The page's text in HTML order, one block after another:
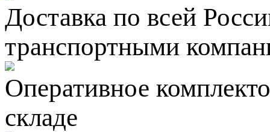
Доставка по всей
транспортными
Оперативное
складе